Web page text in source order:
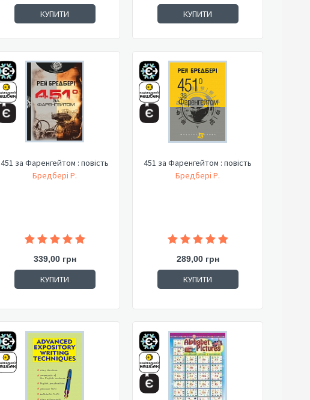
КУПИТИ КУПИТИ
451 за Фаренгейтом : повість
Бредбері Р.
339,00 грн
КУПИТИ
451 за Фаренгейтом : повість
Бредбері Р.
289,00 грн
КУПИТИ